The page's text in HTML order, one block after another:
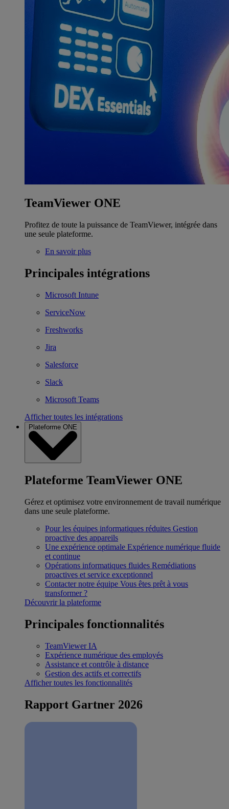
TeamViewer ONE
Profitez de toute la puissance de TeamViewer, intégrée dans
une seule plateforme.
En savoir plus
Principales intégrations
Microsoft Intune
ServiceNow
Freshworks
Jira
Salesforce
Slack
Microsoft Teams
Afficher toutes les intégrations
Plateforme ONE
Plateforme TeamViewer ONE
Gérez et optimisez votre environnement de travail numérique
dans une seule plateforme.
Pour les équipes informatiques réduites Gestion
proactive des appareils
Une expérience optimale Expérience numérique fluide
et continue
Opérations informatiques fluides Remédiations
proactives et service exceptionnel
Contacter notre équipe Vous êtes prêt à vous
transformer ?
Découvrir la plateforme
Principales fonctionnalités
TeamViewer IA
Expérience numérique des employés
Assistance et contrôle à distance
Gestion des actifs et correctifs
Afficher toutes les fonctionnalités
Rapport Gartner 2026